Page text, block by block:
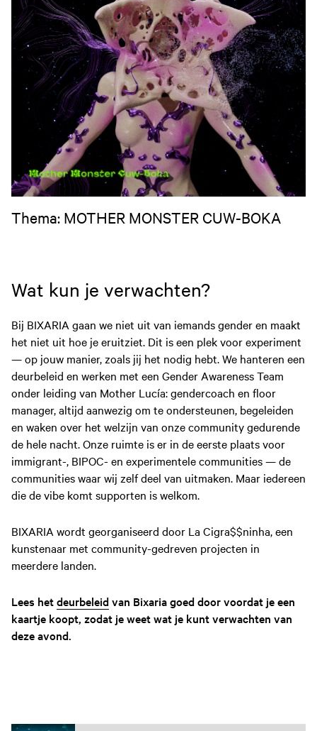
Thema: MOTHER MONSTER CUW-BOKA
Wat kun je verwachten?
Bij BIXARIA gaan we niet uit van iemands gender en maakt
het niet uit hoe je eruitziet. Dit is een plek voor experiment
— op jouw manier, zoals jij het nodig hebt. We hanteren een
deurbeleid en werken met een Gender Awareness Team
onder leiding van Mother Lucía: gendercoach en floor
manager, altijd aanwezig om te ondersteunen, begeleiden
en waken over het welzijn van onze community gedurende
de hele nacht. Onze ruimte is er in de eerste plaats voor
immigrant-, BIPOC- en experimentele communities — de
communities waar wij zelf deel van uitmaken. Maar iedereen
die de vibe komt supporten is welkom.
BIXARIA wordt georganiseerd door La Cigra$$ninha, een
kunstenaar met community-gedreven projecten in
meerdere landen.
Lees hetdeurbeleidvan Bixaria goed door voordat je een
kaartje koopt, zodat je weet wat je kunt verwachten van
deze avond.